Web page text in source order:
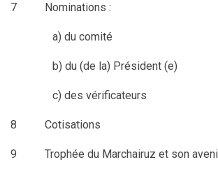
7 Nominations :
a) du comité
b) du (de la) Président (e)
c) des vérificateurs
8 Cotisations
9 Trophée du Marchairuz et son